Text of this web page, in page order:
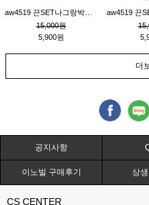
15,000원
5,900원
더
공지사항
이노빌 구매후기 상
CS CENTER